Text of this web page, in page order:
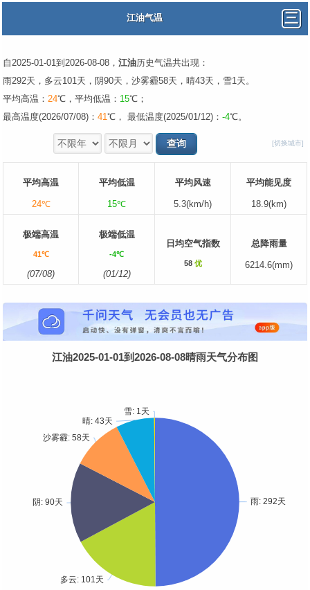
江油气温
自2025-01-01到2026-08-08， 江油历史气温共出现：
雨292天，多云101天，阴90天，沙雾霾58天，晴43天，雪1天。
平均高温： 24℃，平均低温： 15℃；
最高温度(2026/07/08)： 41℃， 最低温度(2025/01/12)： -4℃。
[切换城市]
平均高温
24℃
平均低温
15℃
平均风速
5.3(km/h)
平均能见度
18.9(km)
极端高温
41℃
(07/08)
极端低温
-4℃
(01/12)
日均空气指数
58 优
总降雨量
6214.6(mm)
江油2025-01-01到2026-08-08晴雨天气分布图